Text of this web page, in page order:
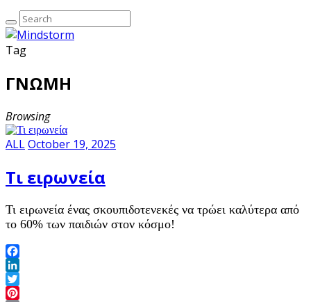
Tag
ΓΝΩΜΗ
Browsing
ALLOctober 19, 2025
Τι ειρωνεία
Τι ειρωνεία ένας σκουπιδοτενεκές να τρώει καλύτερα από
το 60% των παιδιών στον κόσμο!
Facebook
LinkedIn
Twitter